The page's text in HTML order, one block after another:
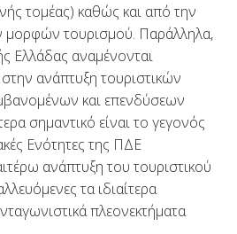
τομέας) καθώς και από την
μορφών τουρισμού. Παράλληλα,
Ελλάδας αναμένονται
ανάπτυξη τουριστικών
και επενδύσεων
σημαντικό είναι το γεγονός
Ενότητες της ΠΔΕ
ανάπτυξη του τουριστικού
τα ιδιαίτερα
πλεονεκτήματα